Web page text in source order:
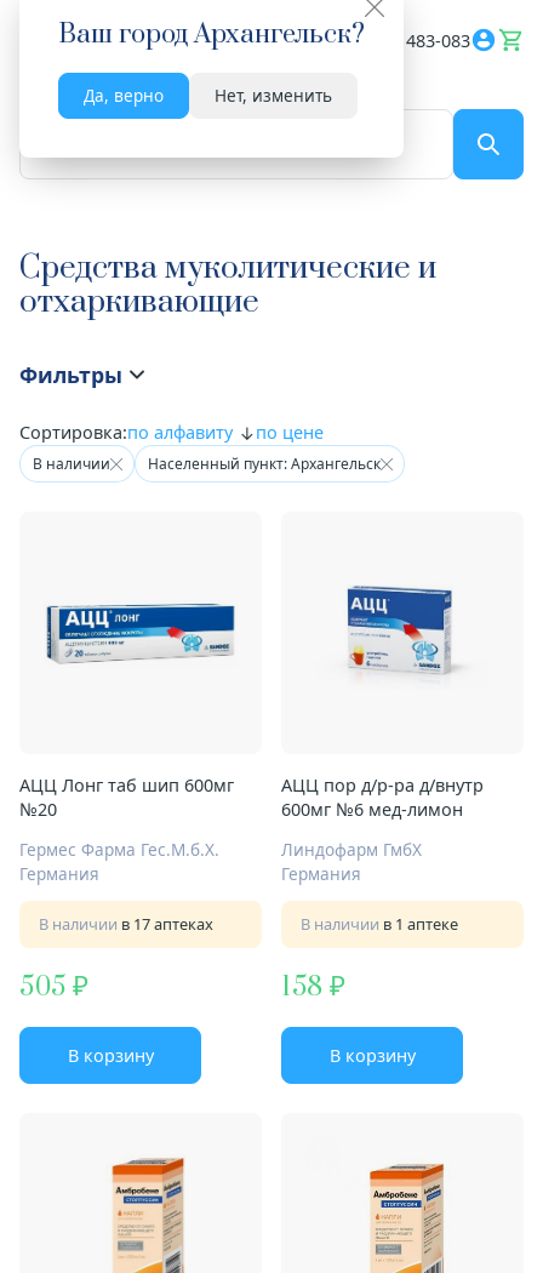
Ваш городАрхангельск?
Да, верно Нет, изменить
Весь сайт 8182 483-083
Средства муколитические и
отхаркивающие
Фильтры
Сортировка:по алфавиту по цене
В наличии Населенный пункт: Архангельск
АЦЦ Лонг таб шип 600мг
№20
Гермес Фарма Геc.М.б.Х.
Германия
В наличии в 17 аптеках
505
В корзину
АЦЦ пор д/р-ра д/внутр
600мг №6 мед-лимон
Линдофарм ГмбХ
Германия
В наличии в 1 аптеке
158
В корзину